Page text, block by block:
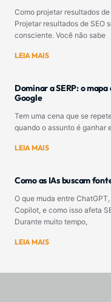
Como projetar resultados
Projetar resultados de SEO
consciente. Você não sabe
LEIA MAIS
Dominar a SERP: o
Google
Tem uma cena que se
quando o assunto é ganhar
LEIA MAIS
Como as IAs buscam
O que muda entre
Copilot, e como isso afeta
Durante muito tempo,
LEIA MAIS